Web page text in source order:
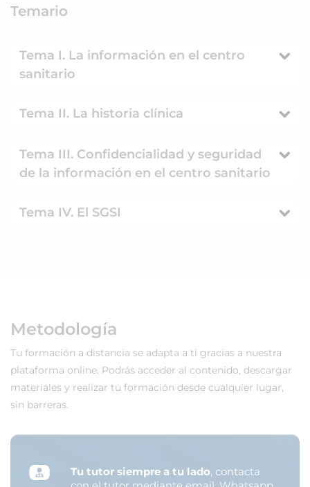
Temario
Tema I. La información en el centro
sanitario
Tema II. La historia clínica
Tema III. Confidencialidad y seguridad
de la información en el centro sanitario
Tema IV. El SGSI
Metodología
Tu formación a distancia se adapta a ti gracias a nuestra
plataforma online. Podrás acceder al contenido, descargar
materiales y realizar tu formación desde cualquier lugar,
sin barreras.
Tu tutor siempre a tu lado, contacta